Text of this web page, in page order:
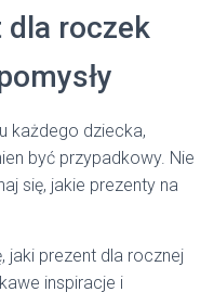
roczek
każdego dziecka,
być przypadkowy. Nie
się, jakie prezenty na
jaki prezent dla rocznej
inspiracje i